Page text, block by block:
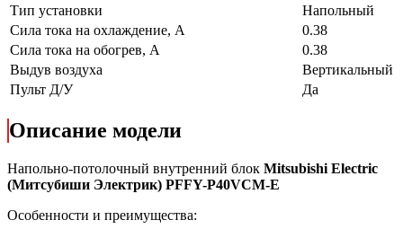
Тип установки
Напольный
Сила тока на охлаждение, А
0.38
Сила тока на обогрев, А
0.38
Выдув воздуха
Вертикальный
Пульт Д/У
Да
Описание модели
Напольно-потолочный внутренний блок Mitsubishi Electric
(Митсубиши Электрик) PFFY-P40VCM-E
Особенности и преимущества: